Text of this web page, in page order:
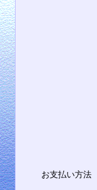
お支払い方法